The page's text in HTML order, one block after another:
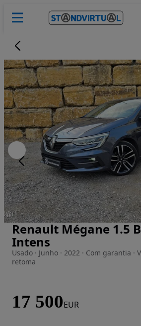
Imagem 1 de 57
Renault Mégane 1.5
Intens
Usado · Junho · 2022 · Com garantia ·
retoma
17 500EUR